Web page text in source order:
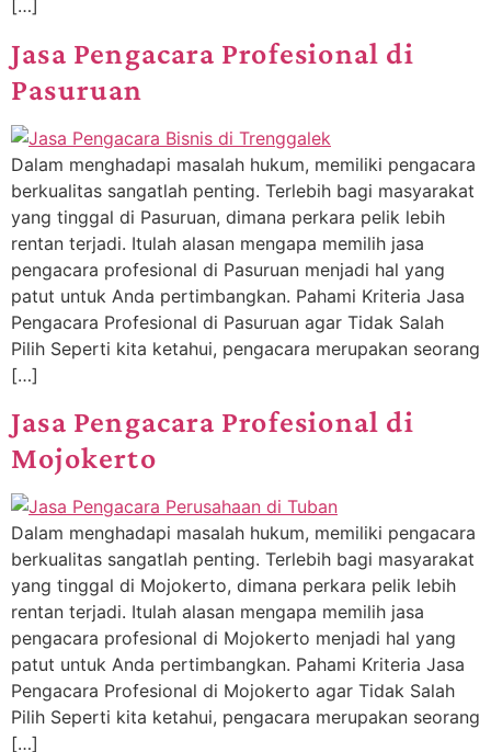
[…]
Jasa Pengacara Profesional di
Pasuruan
Dalam menghadapi masalah hukum, memiliki pengacara
berkualitas sangatlah penting. Terlebih bagi masyarakat
yang tinggal di Pasuruan, dimana perkara pelik lebih
rentan terjadi. Itulah alasan mengapa memilih jasa
pengacara profesional di Pasuruan menjadi hal yang
patut untuk Anda pertimbangkan. Pahami Kriteria Jasa
Pengacara Profesional di Pasuruan agar Tidak Salah
Pilih Seperti kita ketahui, pengacara merupakan seorang
[…]
Jasa Pengacara Profesional di
Mojokerto
Dalam menghadapi masalah hukum, memiliki pengacara
berkualitas sangatlah penting. Terlebih bagi masyarakat
yang tinggal di Mojokerto, dimana perkara pelik lebih
rentan terjadi. Itulah alasan mengapa memilih jasa
pengacara profesional di Mojokerto menjadi hal yang
patut untuk Anda pertimbangkan. Pahami Kriteria Jasa
Pengacara Profesional di Mojokerto agar Tidak Salah
Pilih Seperti kita ketahui, pengacara merupakan seorang
[…]